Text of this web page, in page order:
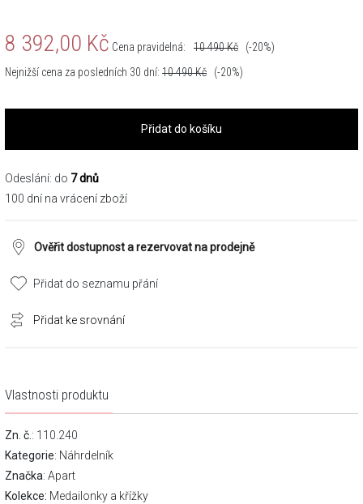
8 392,00 Kč Cena pravidelná: 10 490Kč
(-20%)
Nejnižší cena za posledních 30 dní: 10 490Kč (-20%)
Přidat do košíku
Odeslání: do 7 dnů
100 dní na vrácení zboží
Ověřit dostupnost a rezervovat na prodejně
Přidat do seznamu přání
Přidat ke srovnání
Vlastnosti produktu
Zn. č. : 110.240
Kategorie: Náhrdelník
Značka: Apart
Kolekce: Medailonky a křížky